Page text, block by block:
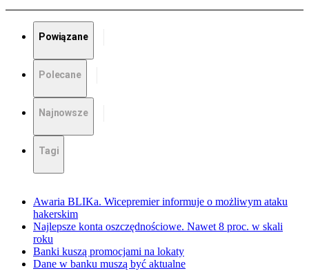
Powiązane
Polecane
Najnowsze
Tagi
Awaria BLIKa. Wicepremier informuje o możliwym ataku
hakerskim
Najlepsze konta oszczędnościowe. Nawet 8 proc. w skali
roku
Banki kuszą promocjami na lokaty
Dane w banku muszą być aktualne